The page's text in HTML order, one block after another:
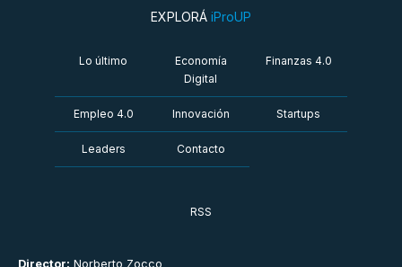
Director: Norberto Zocco
EXPLORÁ iProUP
Lo último
Economía
Digital
Finanzas 4.0
Empleo 4.0 Innovación Startups
Leaders Contacto
RSS